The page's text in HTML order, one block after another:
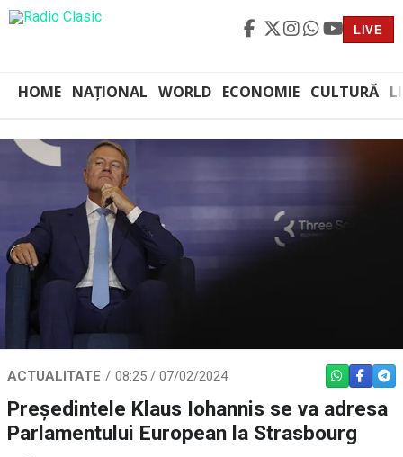
LIVE
HOME NAȚIONAL WORLD ECONOMIE CULTURĂ
ACTUALITATE 08:25 / 07/02/2024 WHATSAPP
Preşedintele Klaus Iohannis se va adresa
Parlamentului European la Strasbourg